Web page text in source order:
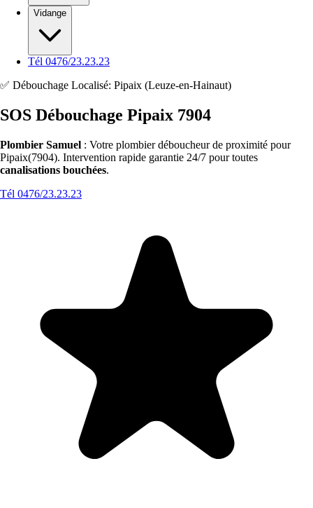
Vidange
Tél 0476/23.23.23
✅ Débouchage Localisé: Pipaix (Leuze-en-Hainaut)
SOS Débouchage Pipaix 7904
Plombier Samuel : Votre plombier déboucheur de proximité pour
Pipaix(7904). Intervention rapide garantie 24/7 pour toutes
canalisations bouchées.
Tél 0476/23.23.23